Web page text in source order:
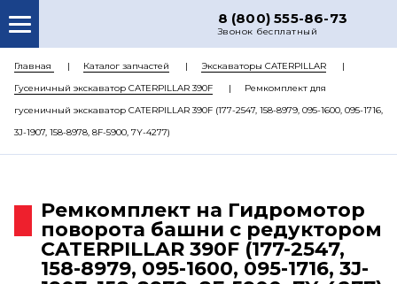
8 (800) 555-86-73
Звонок бесплатный
О НАС
КАТАЛОГ ЗАПЧАСТЕЙ
КОНТАКТЫ
Главная Каталог запчастей
Экскаваторы CATERPILLAR
Гусеничный экскаватор CATERPILLAR 390F
Ремкомплект для
гусеничный экскаватор CATERPILLAR 390F (177-2547, 158-8979, 095-1600, 095-1716,
3J-1907, 158-8978, 8F-5900, 7Y-4277)
Ремкомплект на Гидромотор
поворота башни с редуктором
CATERPILLAR 390F (177-2547,
158-8979, 095-1600, 095-1716, 3J-